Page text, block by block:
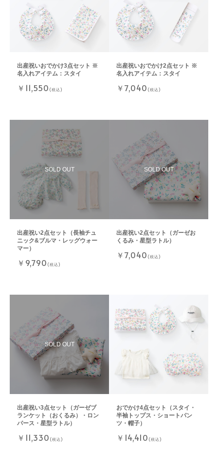
出産祝いおでかけ3点セット ※
名入れアイテム：スタイ
￥11,550 (税込)
出産祝いおでかけ2点セット ※
名入れアイテム：スタイ
￥7,040 (税込)
出産祝い2点セット（長袖チュ
ニック&ブルマ・レッグウォー
マー）
￥9,790 (税込)
出産祝い2点セット（ガーゼお
くるみ・星型ラトル）
￥7,040 (税込)
出産祝い3点セット（ガーゼブ
ランケット（おくるみ）・ロン
パース・星型ラトル）
￥11,330 (税込)
おでかけ4点セット（スタイ・
半袖トップス・ショートパン
ツ・帽子）
￥14,410 (税込)